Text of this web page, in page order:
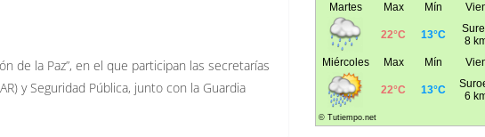
de la Paz”, en el que participan las secretarías
y Seguridad Pública, junto con la Guardia